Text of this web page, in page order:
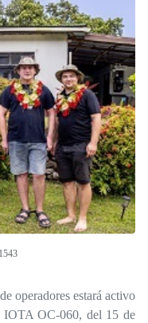
operadores estará activo
IOTA OC-060, del 15 de